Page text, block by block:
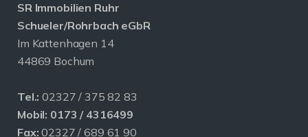
SR Immobilien Ruhr
Schueler/Rohrbach eGbR
Im Kattenhagen 14
44869 Bochum
Tel.: 02327 / 375 82 83
Mobil: 0173 / 4316499
Fax: 02327 / 689 61 90